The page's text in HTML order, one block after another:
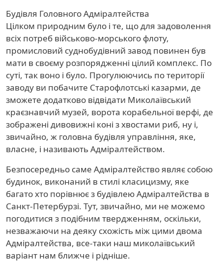
Будівля Головного Адміралтейства
Цілком природним було і те, що для задоволення
всіх потреб військово-морського флоту,
промисловий суднобудівний завод повинен був
мати в своєму розпорядженні цілий комплекс. По
суті, так воно і було. Прогулюючись по території
заводу ви побачите Старофлотські казарми, де
зможете додатково відвідати Миколаївський
краєзнавчий музей, ворота корабельної верфі, де
зображені дивовижні коні з хвостами риб, ну і,
звичайно, ж головна будівля управління, яке,
власне, і називають Адміралтейством.
Безпосередньо саме Адміралтейство являє собою
будинок, виконаний в стилі класицизму, яке
багато хто порівнює з будівлею Адміралтейства в
Санкт-Петербурзі. Тут, звичайно, ми не можемо
погодитися з подібним твердженням, оскільки,
незважаючи на деяку схожість між цими двома
Адміралтейства, все-таки наш миколаївський
варіант нам ближче і рідніше.